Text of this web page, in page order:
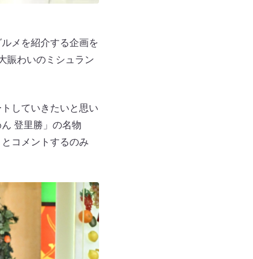
メを紹介する企画を
賑わいのミシュラン
していきたいと思い
登里勝」の名物
コメントするのみ